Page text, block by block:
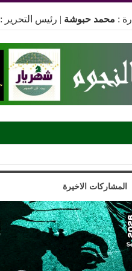
: محمد حبوشة | رئيس التحرير :
المشاركات الاخيرة